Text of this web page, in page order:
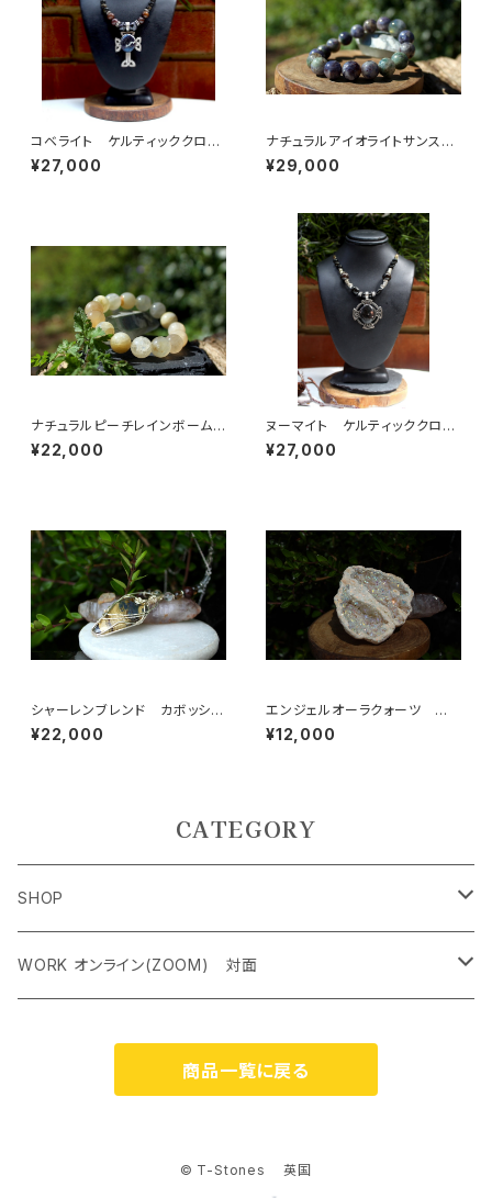
コベライト ケルティッククロ
ス ハイアーセルフ、天使とのコ
ミュニケーション 神と人間の
¥27,000
ナチュラルアイオライトサンスト
ーンAAA級１２ミリ 冷静、落ち
着き、感情の癒し、ポジティブ、可
¥29,000
ナチュラルピーチレインボーム
ーンストーン 13mm 恋愛、
安産、女性の魅力を引き出す
¥22,000
ヌーマイト ケルティッククロ
ス 永遠の神の愛、魔力を持っ
て保護する力
¥27,000
シャーレンブレンド カボッショ
ン ネックレス 強靭なパワー
で、来世を動かす 夢の実現
¥22,000
エンジェルオーラクォーツ ジ
オード
¥12,000
CATEGORY
SHOP
ペンダントトップ＜レアストーン＞
ケルティック アンド シンボルネックレス
ジェムストーンブレスレット
WORK オンライン(ZOOM) 対面
霊気アチューンメント オンライン（ZOOM） 対面
ストーンカウンセリング オンライン（ZOOM）
商品一覧に戻る
© T-Stones 英国